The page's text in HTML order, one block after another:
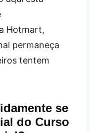
Hotmart,
permaneça
tentem
se
do Curso